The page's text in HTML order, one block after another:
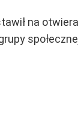
na